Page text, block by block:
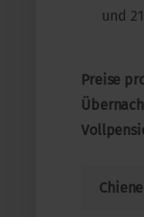
und
Preise